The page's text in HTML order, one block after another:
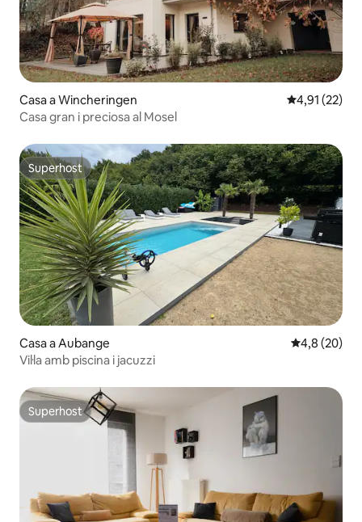
Casa a Wincheringen 4,91 de
4,91 (22)
Casa gran i preciosa al Mosel
Superhost
Superhost
Casa a Aubange 4,8 de
4,8 (20)
Vil·la amb piscina i jacuzzi
Superhost
Superhost